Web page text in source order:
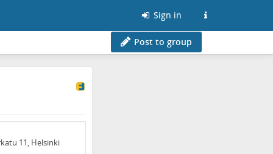
Sign in
Post to group
11, Helsinki